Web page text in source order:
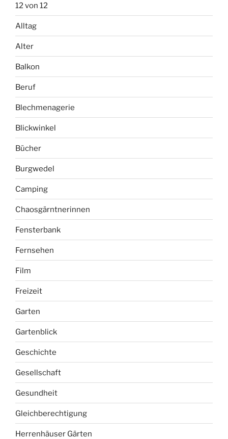
12 von 12
Alltag
Alter
Balkon
Beruf
Blechmenagerie
Blickwinkel
Bücher
Burgwedel
Camping
Chaosgärntnerinnen
Fensterbank
Fernsehen
Film
Freizeit
Garten
Gartenblick
Geschichte
Gesellschaft
Gesundheit
Gleichberechtigung
Herrenhäuser Gärten